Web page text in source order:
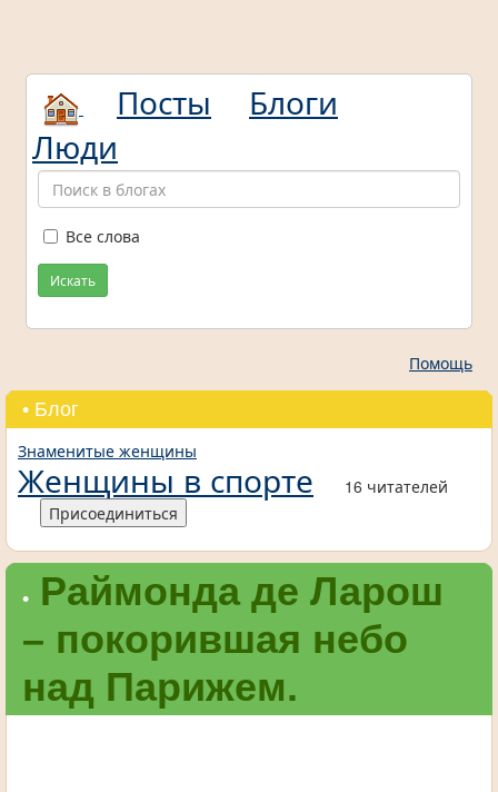
Посты
Блоги
Люди
Все слова
Искать
Помощь
• Блог
Знаменитые женщины
Женщины в спорте
16 читателей
Присоединиться
• Раймонда де Ларош
– покорившая небо
над Парижем.